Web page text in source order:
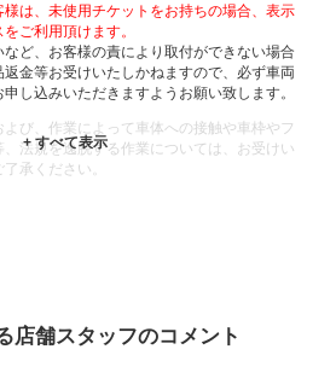
は、未使用チケットをお持ちの場合、表示
ご利用頂けます。
ど、お客様の責により取付ができない場合
金等お受けいたしかねますので、必ず車両
し込みいただきますようお願い致します。
び、作業によって車体への接触や車枠やフ
法規を逸脱する作業については、お受けい
承ください。
店舗スタッフのコメント